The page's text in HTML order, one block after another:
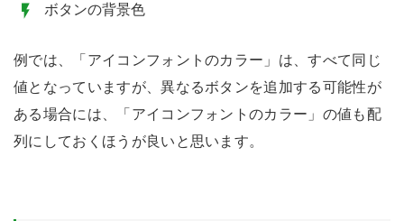
ボタンの背景色
例では、「アイコンフォントのカラー」は、すべて同じ
値となっていますが、異なるボタンを追加する可能性が
ある場合には、「アイコンフォントのカラー」の値も配
列にしておくほうが良いと思います。